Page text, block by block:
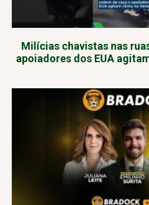
Milícias chavistas nas
apoiadores dos EUA